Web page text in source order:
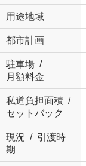
用途地域
都市計画
駐車場 /
月額料金
私道負担面積 /
セットバック
現況 / 引渡時
期